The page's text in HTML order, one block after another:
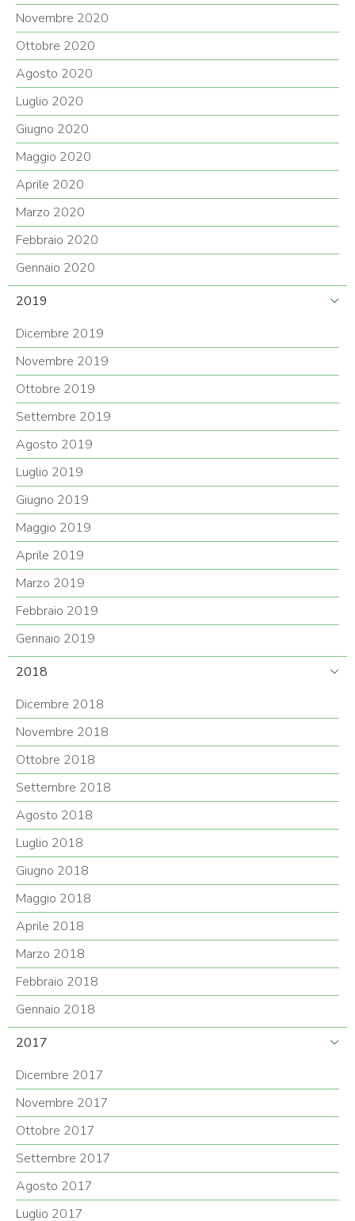
Novembre 2020
Ottobre 2020
Agosto 2020
Luglio 2020
Giugno 2020
Maggio 2020
Aprile 2020
Marzo 2020
Febbraio 2020
Gennaio 2020
2019
Dicembre 2019
Novembre 2019
Ottobre 2019
Settembre 2019
Agosto 2019
Luglio 2019
Giugno 2019
Maggio 2019
Aprile 2019
Marzo 2019
Febbraio 2019
Gennaio 2019
2018
Dicembre 2018
Novembre 2018
Ottobre 2018
Settembre 2018
Agosto 2018
Luglio 2018
Giugno 2018
Maggio 2018
Aprile 2018
Marzo 2018
Febbraio 2018
Gennaio 2018
2017
Dicembre 2017
Novembre 2017
Ottobre 2017
Settembre 2017
Agosto 2017
Luglio 2017